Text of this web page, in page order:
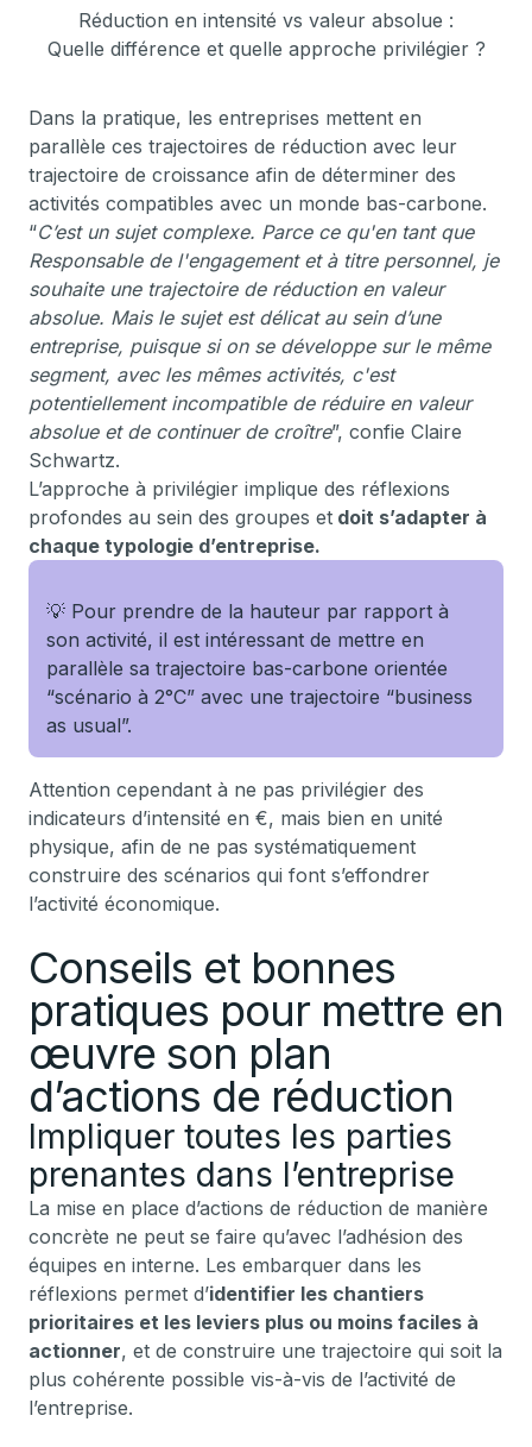
Réduction en intensité vs valeur absolue :
Quelle différence et quelle approche privilégier ?
Dans la pratique, les entreprises mettent en
parallèle ces trajectoires de réduction avec leur
trajectoire de croissance afin de déterminer des
activités compatibles avec un monde bas-carbone.
“C’est un sujet complexe. Parce ce qu'en tant que
Responsable de l'engagement et à titre personnel, je
souhaite une trajectoire de réduction en valeur
absolue. Mais le sujet est délicat au sein d’une
entreprise, puisque si on se développe sur le même
segment, avec les mêmes activités, c'est
potentiellement incompatible de réduire en valeur
absolue et de continuer de croître”, confie Claire
Schwartz.
L’approche à privilégier implique des réflexions
profondes au sein des groupes et doit s’adapter à
chaque typologie d’entreprise.
💡 Pour prendre de la hauteur par rapport à
son activité, il est intéressant de mettre en
parallèle sa trajectoire bas-carbone orientée
“scénario à 2°C” avec une trajectoire “business
as usual”.
Attention cependant à ne pas privilégier des
indicateurs d’intensité en €, mais bien en unité
physique, afin de ne pas systématiquement
construire des scénarios qui font s’effondrer
l’activité économique.
Conseils et bonnes
pratiques pour mettre en
œuvre son plan
d’actions de réduction
Impliquer toutes les parties
prenantes dans l’entreprise
La mise en place d’actions de réduction de manière
concrète ne peut se faire qu’avec l’adhésion des
équipes en interne. Les embarquer dans les
réflexions permet d’identifier les chantiers
prioritaires et les leviers plus ou moins faciles à
actionner, et de construire une trajectoire qui soit la
plus cohérente possible vis-à-vis de l’activité de
l’entreprise.